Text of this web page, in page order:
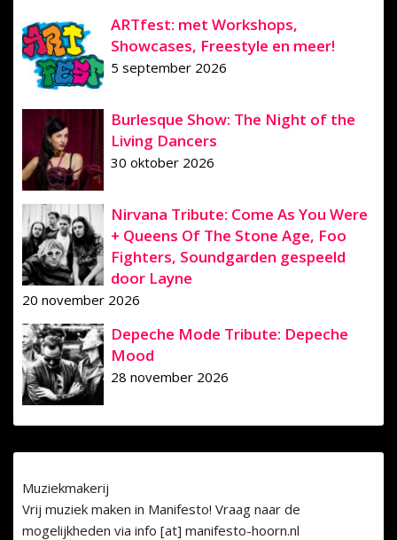
ARTfest: met Workshops,
Showcases, Freestyle en meer!
5 september 2026
Burlesque Show: The Night of the
Living Dancers
30 oktober 2026
Nirvana Tribute: Come As You Were
+ Queens Of The Stone Age, Foo
Fighters, Soundgarden gespeeld
door Layne
20 november 2026
Depeche Mode Tribute: Depeche
Mood
28 november 2026
Muziekmakerij
Vrij muziek maken in Manifesto! Vraag naar de
mogelijkheden via info [at] manifesto-hoorn.nl